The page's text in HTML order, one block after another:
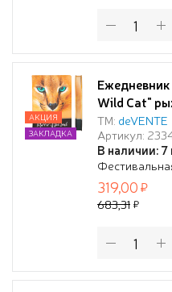
Ежедневник
Wild Cat"
срезом,
кожи с
отсрочка,
уголки, 2
пленке,
ТМ: deVENTE
Артикул:
В наличии: 7
АКЦИЯ
ЗАКЛАДКА
319,00
683,31